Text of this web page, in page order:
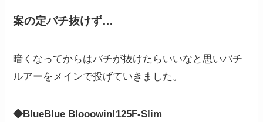
案の定バチ抜けず…
暗くなってからはバチが抜けたらいいなと思いバチ
ルアーをメインで投げていきました。
◆BlueBlue Blooowin!125F-Slim